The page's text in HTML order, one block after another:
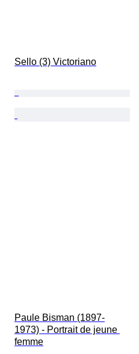
Sello (3) Victoriano
Paule Bisman (1897-
1973) - Portrait de jeune
femme